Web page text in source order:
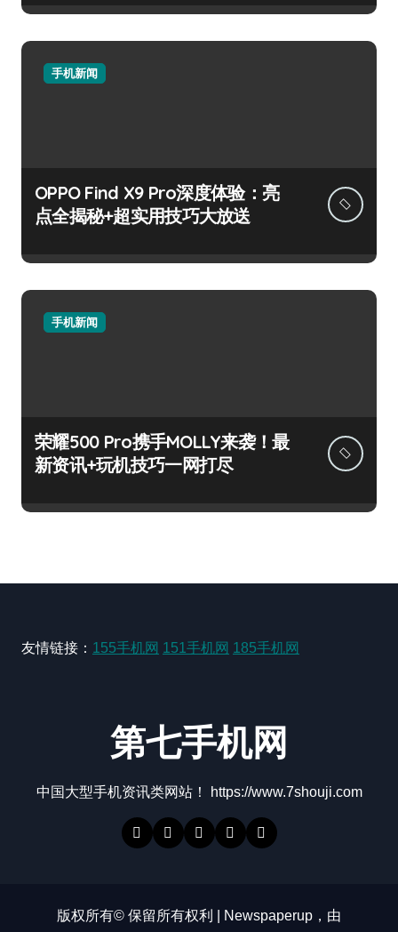
手机新闻
OPPO Find X9 Pro深度体验：亮
点全揭秘+超实用技巧大放送
手机新闻
荣耀500 Pro携手MOLLY来袭！最
新资讯+玩机技巧一网打尽
友情链接： 155手机网 151手机网 185手机网
第七手机网
中国大型手机资讯类网站！ https://www.7shouji.com
版权所有© 保留所有权利 Newspaperup ，由